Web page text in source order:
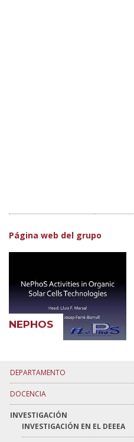
Página web del grupo
NEPHOS
DEPARTAMENTO
DOCENCIA
INVESTIGACIÓN
INVESTIGACIÓN EN EL DEEEA